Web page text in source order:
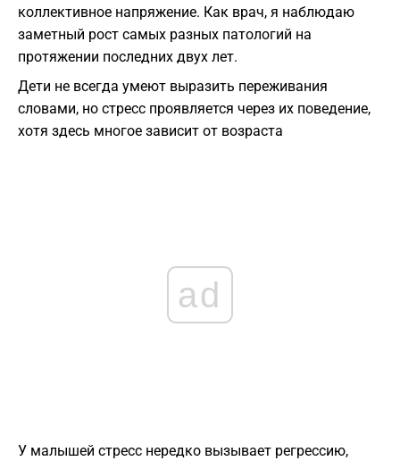
коллективное напряжение. Как врач, я наблюдаю
заметный рост самых разных патологий на
протяжении последних двух лет.
Дети не всегда умеют выразить переживания
словами, но стресс проявляется через их поведение,
хотя здесь многое зависит от возраста
ad
У малышей стресс нередко вызывает регрессию,